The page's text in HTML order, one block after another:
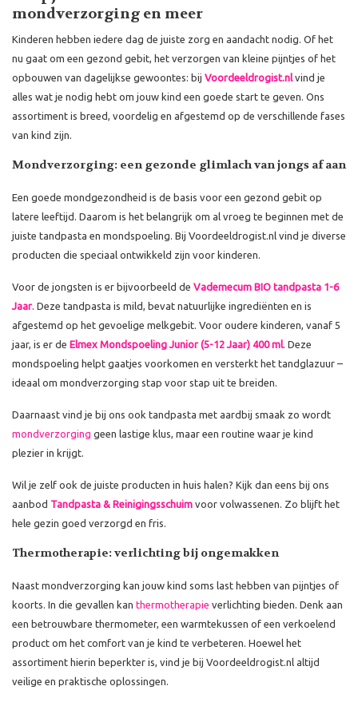
mondverzorging en meer
Kinderen hebben iedere dag de juiste zorg en aandacht nodig. Of het
nu gaat om een gezond gebit, het verzorgen van kleine pijntjes of het
opbouwen van dagelijkse gewoontes: bij Voordeeldrogist.nl vind je
alles wat je nodig hebt om jouw kind een goede start te geven. Ons
assortiment is breed, voordelig en afgestemd op de verschillende fases
van kind zijn.
Mondverzorging: een gezonde glimlach van jongs af aan
Een goede mondgezondheid is de basis voor een gezond gebit op
latere leeftijd. Daarom is het belangrijk om al vroeg te beginnen met de
juiste tandpasta en mondspoeling. Bij Voordeeldrogist.nl vind je diverse
producten die speciaal ontwikkeld zijn voor kinderen.
Voor de jongsten is er bijvoorbeeld de Vademecum BIO tandpasta 1-6
Jaar. Deze tandpasta is mild, bevat natuurlijke ingrediënten en is
afgestemd op het gevoelige melkgebit. Voor oudere kinderen, vanaf 5
jaar, is er de Elmex Mondspoeling Junior (5-12 Jaar) 400 ml . Deze
mondspoeling helpt gaatjes voorkomen en versterkt het tandglazuur –
ideaal om mondverzorging stap voor stap uit te breiden.
Daarnaast vind je bij ons ook tandpasta met aardbij smaak zo wordt
mondverzorging geen lastige klus, maar een routine waar je kind
plezier in krijgt.
Wil je zelf ook de juiste producten in huis halen? Kijk dan eens bij ons
aanbod Tandpasta & Reinigingsschuim voor volwassenen. Zo blijft het
hele gezin goed verzorgd en fris.
Thermotherapie: verlichting bij ongemakken
Naast mondverzorging kan jouw kind soms last hebben van pijntjes of
koorts. In die gevallen kan thermotherapie verlichting bieden. Denk aan
een betrouwbare thermometer, een warmtekussen of een verkoelend
product om het comfort van je kind te verbeteren. Hoewel het
assortiment hierin beperkter is, vind je bij Voordeeldrogist.nl altijd
veilige en praktische oplossingen.